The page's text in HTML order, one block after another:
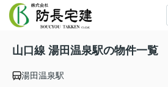
山口線 湯田温泉駅の物件一覧
湯田温泉駅